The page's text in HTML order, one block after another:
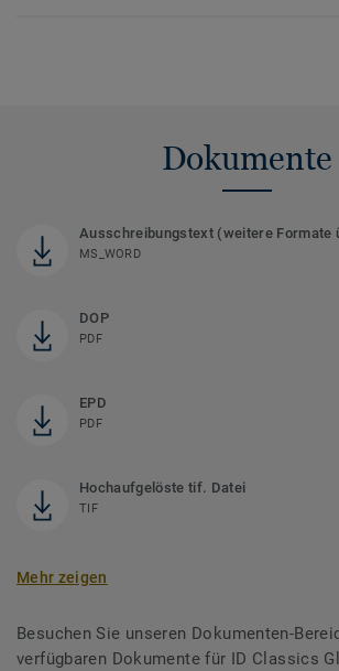
Dokumente
Ausschreibungstext (weitere Formate
MS_WORD
DOP
PDF
EPD
PDF
Hochaufgelöste tif. Datei
TIF
Mehr zeigen
Besuchen Sie unseren Dokumenten-
verfügbaren Dokumente für ID Classics